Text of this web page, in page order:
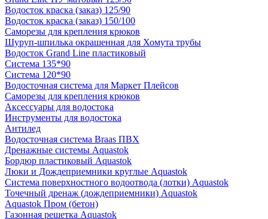
Водосток краска (заказ) 125/90
Водосток краска (заказ) 150/100
Саморезы для крепления крюков
Шуруп-шпилька окрашенная для Хомута трубы
Водосток Grand Line пластиковый
Система 135*90
Система 120*90
Водосточная система для Маркет Плейсов
Саморезы для крепления крюков
Аксессуары для водостока
Инструменты для водостока
Антилед
Водосточная система Braas ПВХ
Дренажные системы Aquastok
Бордюр пластиковый Aquastok
Люки и Дождеприемники круглые Aquastok
Система поверхностного водоотвода (лотки) Aquastok
Точечный дренаж (дождеприемники) Aquastok
Aquastok Пром (бетон)
Газонная решетка Aquastok